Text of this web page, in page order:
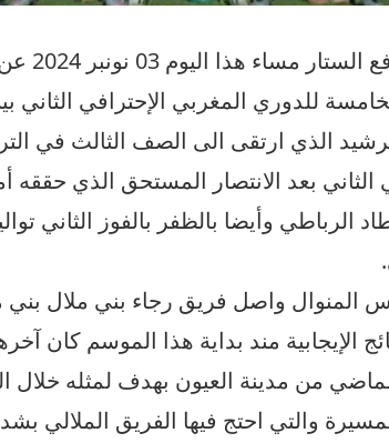
بعد
للدوري المغربي الإحترافي
الذي ارتقى الى الصف الثالث في
الثاني بعد الانتصار المستحق الذي
الرباطي وأيضا بالظفر بالفوز الثاني
المنوال واصل فريق رجاء بني ملال بني
الإيجابية مند بداية هذا الموسم كان
من مدينة العيون بهدف لمثله خلال
والتي احتج فيها الفريق الملالي